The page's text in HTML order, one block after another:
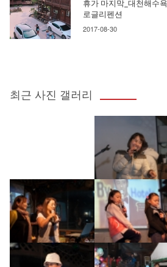
휴가 마지막_대천해수
로글리펜션
2017-08-30
최근 사진 갤러리